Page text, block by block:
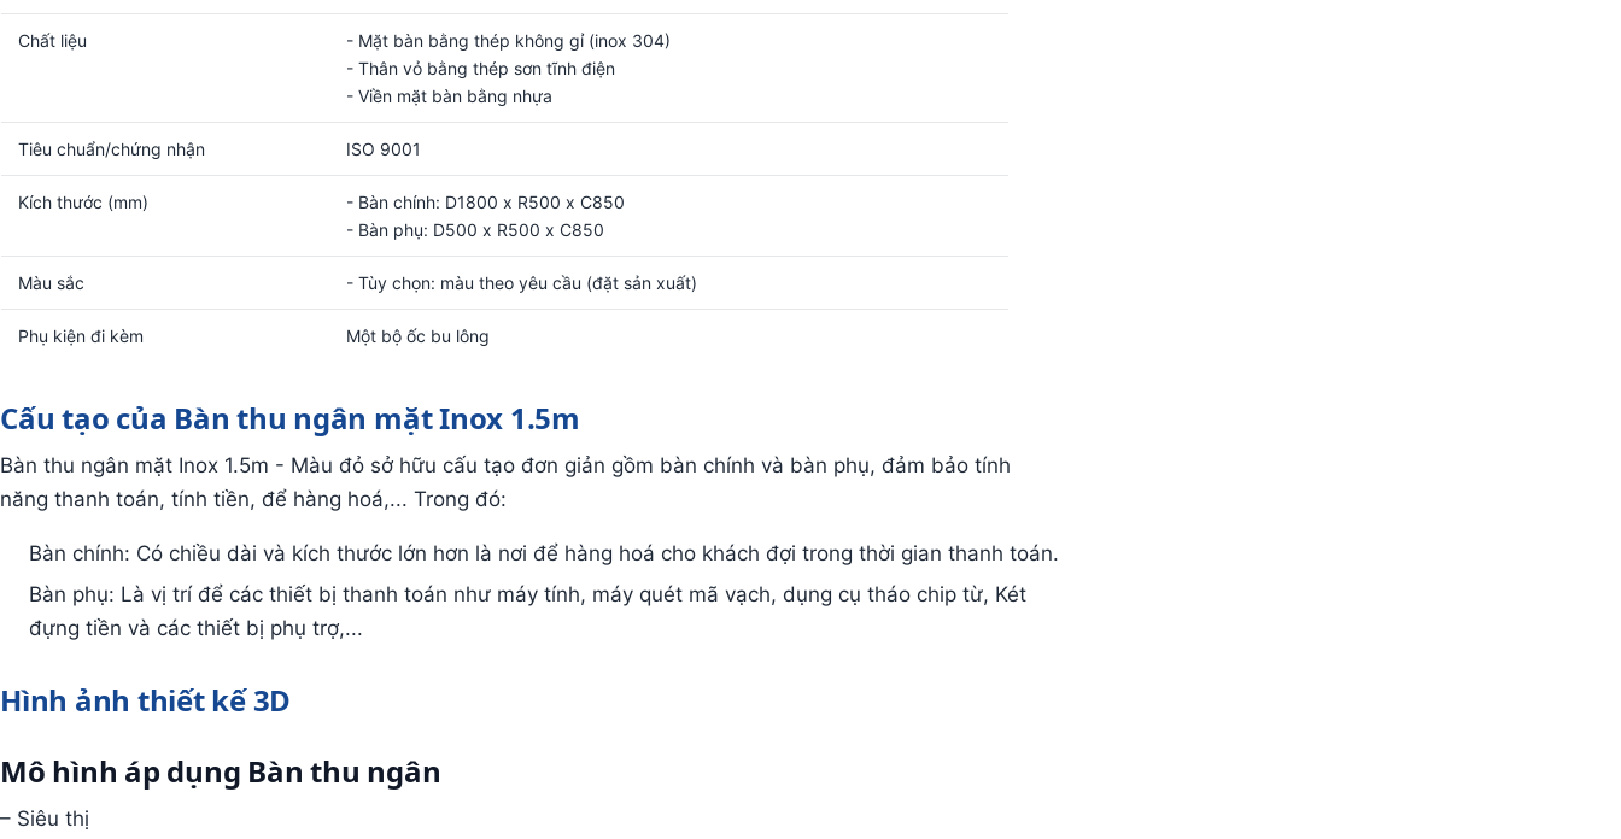
Chất liệu
- Mặt bàn bằng thép không gỉ (inox 304)
- Thân vỏ bằng thép sơn tĩnh điện
- Viền mặt bàn bằng nhựa
Tiêu chuẩn/chứng nhận ISO 9001
Kích thước (mm)
- Bàn chính: D1800 x R500 x C850
- Bàn phụ: D500 x R500 x C850
Màu sắc - Tùy chọn: màu theo yêu cầu (đặt sản xuất)
Phụ kiện đi kèm Một bộ ốc bu lông
Cấu tạo của Bàn thu ngân mặt Inox 1.5m
Bàn thu ngân mặt Inox 1.5m - Màu đỏ sở hữu cấu tạo đơn giản gồm bàn chính và bàn phụ, đảm bảo tính
năng thanh toán, tính tiền, để hàng hoá,... Trong đó:
Bàn chính: Có chiều dài và kích thước lớn hơn là nơi để hàng hoá cho khách đợi trong thời gian thanh toán.
Bàn phụ: Là vị trí để các thiết bị thanh toán như máy tính, máy quét mã vạch, dụng cụ tháo chip từ, Két
đựng tiền và các thiết bị phụ trợ,...
Hình ảnh thiết kế 3D
Mô hình áp dụng Bàn thu ngân
– Siêu thị